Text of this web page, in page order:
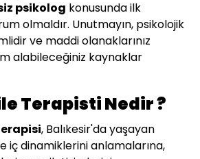
psikolog konusunda ilk
olmaldır. Unutmayın, psikolojik
ve maddi olanaklarınız
alabileceğiniz kaynaklar
Terapisti Nedir ?
, Balıkesir'da yaşayan
iç dinamiklerini anlamalarına,